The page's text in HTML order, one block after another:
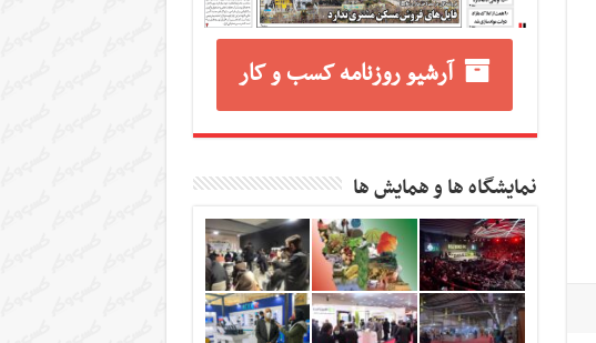
آرشیو روزنامه کسب و کار
نمایشگاه ها و همایش ها